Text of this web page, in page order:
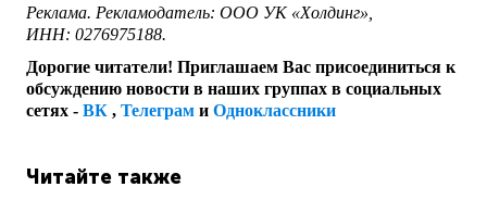
Реклама. Рекламодатель: ООО УК «Холдинг»,
ИНН: 0276975188.
Дорогие читатели! Приглашаем Вас присоединиться к
обсуждению новости в наших группах в социальных
сетях - ВК , Телеграм и Одноклассники
Читайте также